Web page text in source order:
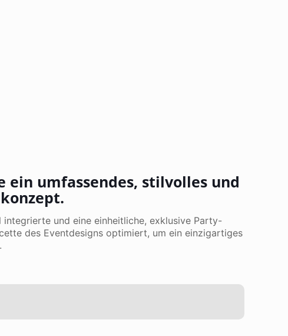
ein umfassendes, stilvolles und
und eine einheitliche, exklusive Party-
des Eventdesigns optimiert, um ein einzigartiges